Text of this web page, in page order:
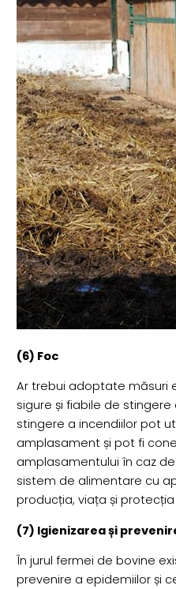
(6) Foc
Ar trebui adoptate măsuri
sigure și fiabile de
stingere a incendiilor pot
amplasament și pot fi
amplasamentului în caz
sistem de alimentare cu
producția, viața și
(7) Igienizarea și
În jurul fermei de bovine
prevenire a epidemiilor și